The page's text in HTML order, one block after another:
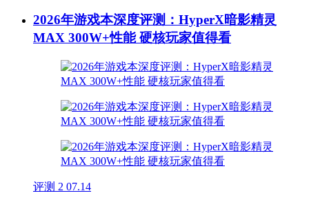
2026年游戏本深度评测：HyperX暗影精灵
MAX 300W+性能 硬核玩家值得看
评测 2 07.14